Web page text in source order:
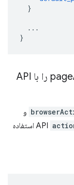
}
...
}
Action را با API
و
استفاده